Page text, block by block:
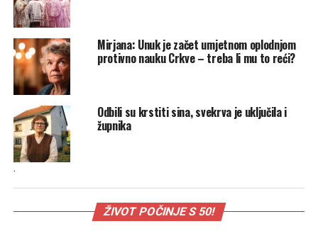
Mirjana: Unuk je začet umjetnom oplodnjom
protivno nauku Crkve – treba li mu to reći?
Odbili su krstiti sina, svekrva je uključila i
župnika
.
ŽIVOT POČINJE S 50!